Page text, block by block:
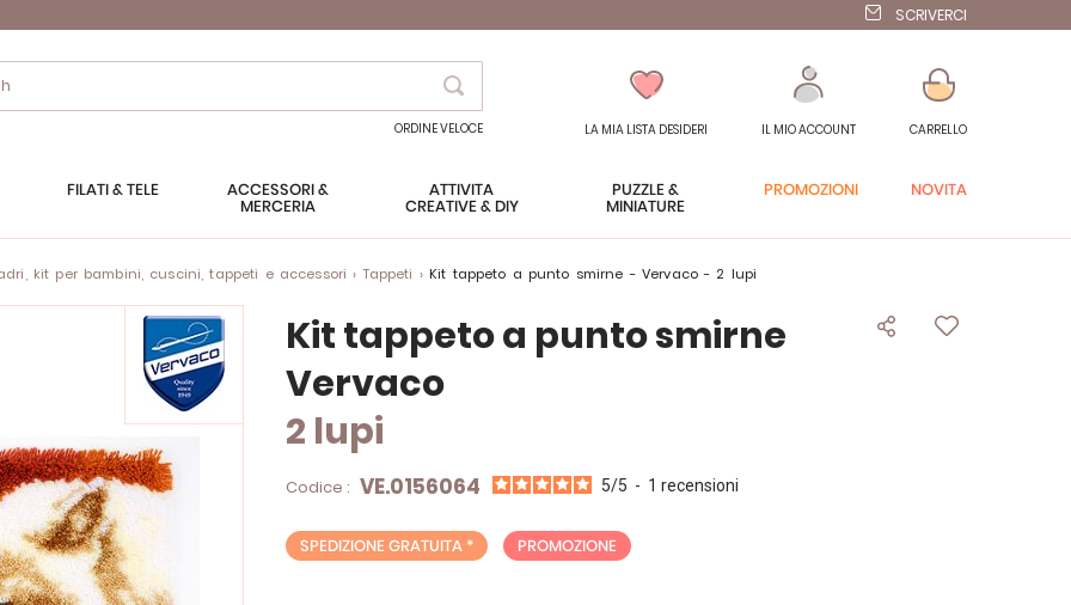
SCRIVERCI
Search
ORDINE VELOCE LA MIA LISTA DESIDERI IL MIO ACCOUNT CARRELLO
FILATI & TELE
ACCESSORI &
MERCERIA
ATTIVITÀ
CREATIVE & DIY
PUZZLE &
MINIATURE
PROMOZIONI NOVITÀ
kit per bambini, cuscini, tappeti e accessori Tappeti Kit tappeto a punto smirne - Vervaco - 2 lupi
Kit tappeto a punto smirne
Vervaco
2 lupi
Codice : VE.0156064 5/5 - 1 recensioni
SPEDIZIONE GRATUITA * PROMOZIONE